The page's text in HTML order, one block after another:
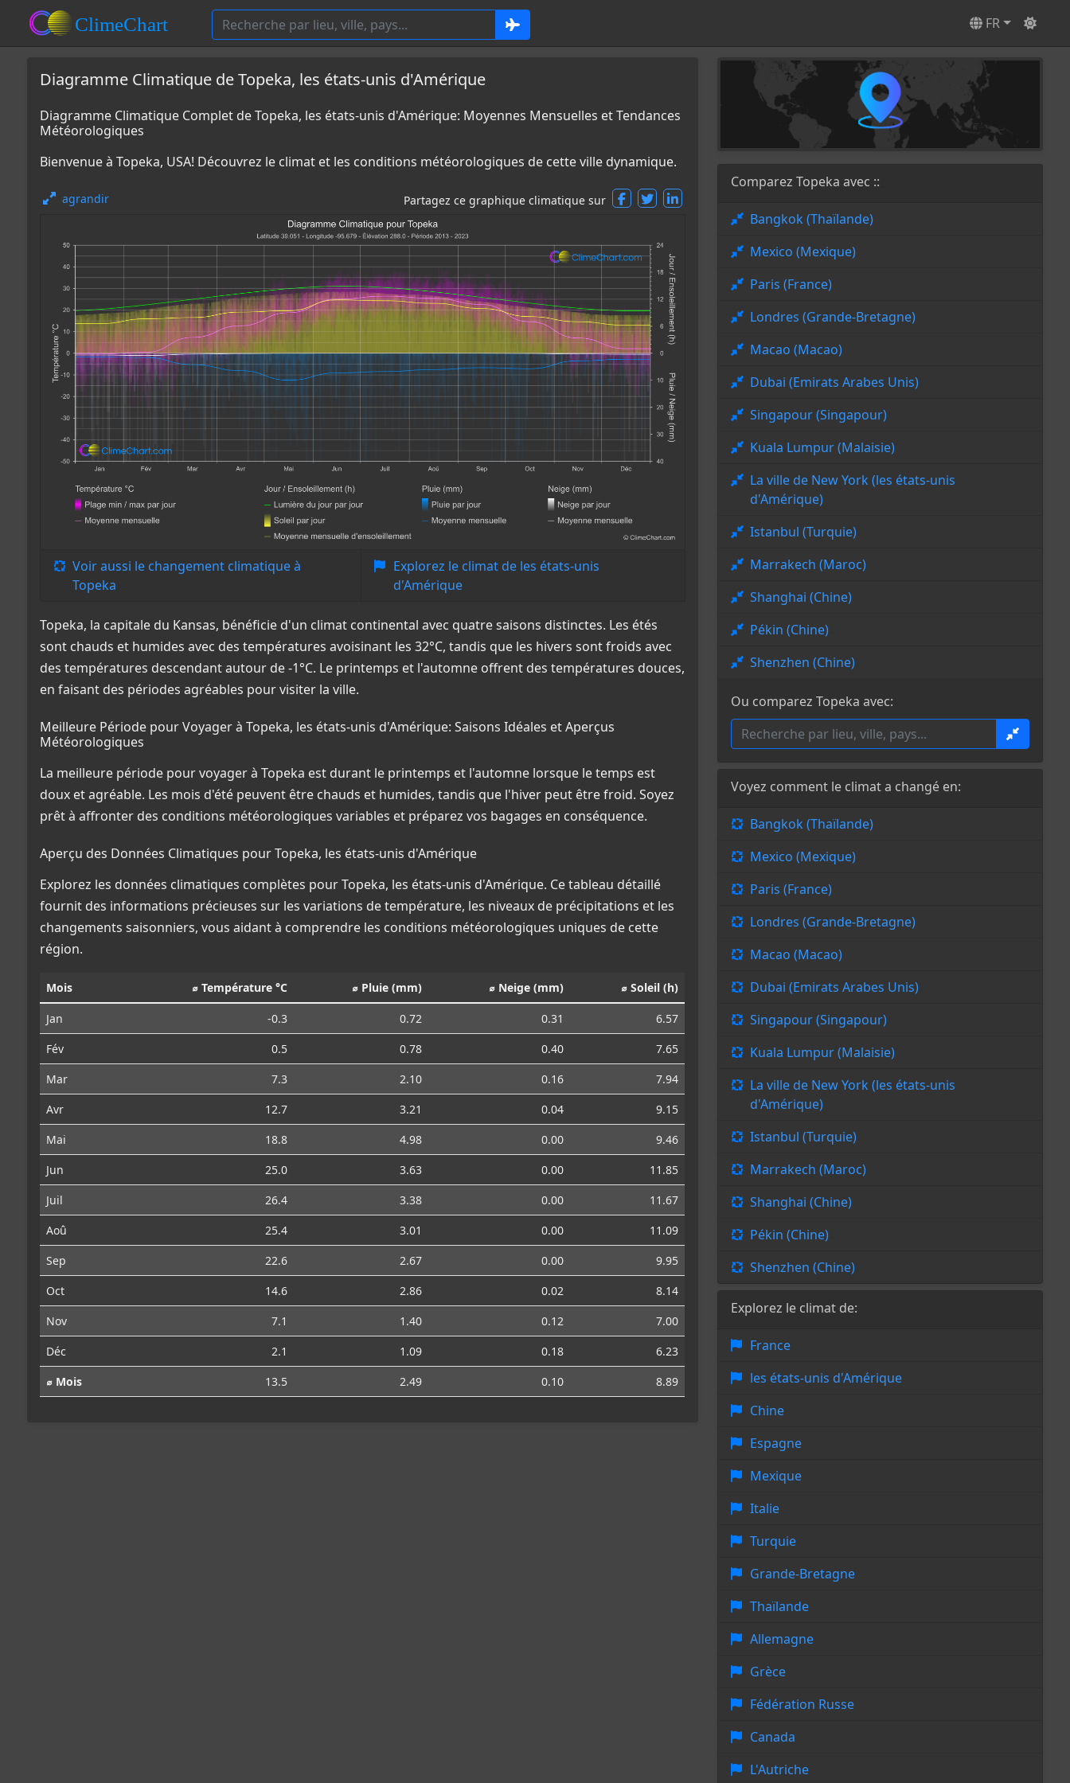
FR
Diagramme Climatique de Topeka, les états-unis d'Amérique
Diagramme Climatique Complet de Topeka, les états-unis d'Amérique: Moyennes Mensuelles et Tendances
Météorologiques
Bienvenue à Topeka, USA! Découvrez le climat et les conditions météorologiques de cette ville dynamique.
agrandir Partagez ce graphique climatique sur
Voir aussi le changement climatique à
Topeka
Explorez le climat de les états-unis
d'Amérique
Topeka, la capitale du Kansas, bénéficie d'un climat continental avec quatre saisons distinctes. Les étés
sont chauds et humides avec des températures avoisinant les 32°C, tandis que les hivers sont froids avec
des températures descendant autour de -1°C. Le printemps et l'automne offrent des températures douces,
en faisant des périodes agréables pour visiter la ville.
Meilleure Période pour Voyager à Topeka, les états-unis d'Amérique: Saisons Idéales et Aperçus
Météorologiques
La meilleure période pour voyager à Topeka est durant le printemps et l'automne lorsque le temps est
doux et agréable. Les mois d'été peuvent être chauds et humides, tandis que l'hiver peut être froid. Soyez
prêt à affronter des conditions météorologiques variables et préparez vos bagages en conséquence.
Aperçu des Données Climatiques pour Topeka, les états-unis d'Amérique
Explorez les données climatiques complètes pour Topeka, les états-unis d'Amérique. Ce tableau détaillé
fournit des informations précieuses sur les variations de température, les niveaux de précipitations et les
changements saisonniers, vous aidant à comprendre les conditions météorologiques uniques de cette
région.
Mois ⌀ Température °C ⌀ Pluie (mm) ⌀ Neige (mm) ⌀ Soleil (h)
Jan -0.3 0.72 0.31
6.57
Fév
0.5 0.78 0.40
7.65
Mar
7.3 2.10 0.16
7.94
Avr
12.7 3.21 0.04
9.15
Mai
18.8 4.98 0.00
9.46
Jun
25.0 3.63 0.00
11.85
Juil
26.4 3.38 0.00
11.67
Aoû
25.4 3.01 0.00
11.09
Sep
22.6 2.67 0.00
9.95
Oct
14.6 2.86 0.02
8.14
Nov
7.1 1.40 0.12
7.00
Déc
2.1 1.09 0.18
6.23
⌀ Mois
13.5 2.49 0.10 8.89
Comparez Topeka avec ::
Bangkok (Thaïlande)
Mexico (Mexique)
Paris (France)
Londres (Grande-Bretagne)
Macao (Macao)
Dubai (Emirats Arabes Unis)
Singapour (Singapour)
Kuala Lumpur (Malaisie)
La ville de New York (les états-unis
d'Amérique)
Istanbul (Turquie)
Marrakech (Maroc)
Shanghai (Chine)
Pékin (Chine)
Shenzhen (Chine)
Ou comparez Topeka avec:
Voyez comment le climat a changé en:
Bangkok (Thaïlande)
Mexico (Mexique)
Paris (France)
Londres (Grande-Bretagne)
Macao (Macao)
Dubai (Emirats Arabes Unis)
Singapour (Singapour)
Kuala Lumpur (Malaisie)
La ville de New York (les états-unis
d'Amérique)
Istanbul (Turquie)
Marrakech (Maroc)
Shanghai (Chine)
Pékin (Chine)
Shenzhen (Chine)
Explorez le climat de:
France
les états-unis d'Amérique
Chine
Espagne
Mexique
Italie
Turquie
Grande-Bretagne
Thaïlande
Allemagne
Grèce
Fédération Russe
Canada
L'Autriche